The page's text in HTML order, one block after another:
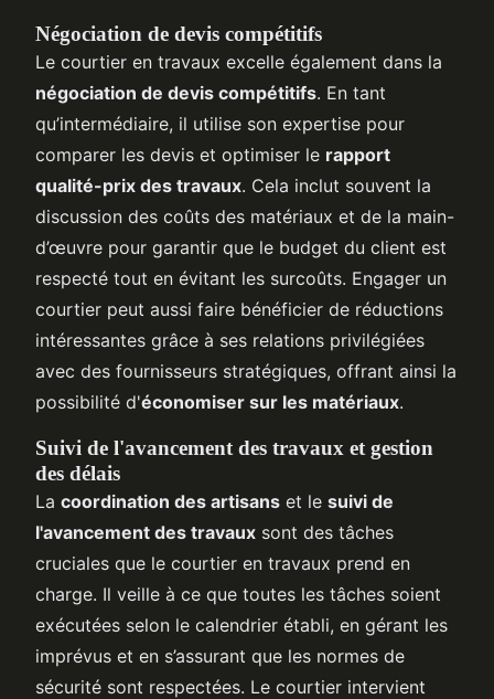
Négociation de devis compétitifs
Le courtier en travaux excelle également dans la
négociation de devis compétitifs. En tant
qu’intermédiaire, il utilise son expertise pour
comparer les devis et optimiser le rapport
qualité-prix des travaux. Cela inclut souvent la
discussion des coûts des matériaux et de la main-
d’œuvre pour garantir que le budget du client est
respecté tout en évitant les surcoûts. Engager un
courtier peut aussi faire bénéficier de réductions
intéressantes grâce à ses relations privilégiées
avec des fournisseurs stratégiques, offrant ainsi la
possibilité d'économiser sur les matériaux.
Suivi de l'avancement des travaux et gestion
des délais
La coordination des artisans et le suivi de
l'avancement des travaux sont des tâches
cruciales que le courtier en travaux prend en
charge. Il veille à ce que toutes les tâches soient
exécutées selon le calendrier établi, en gérant les
imprévus et en s’assurant que les normes de
sécurité sont respectées. Le courtier intervient